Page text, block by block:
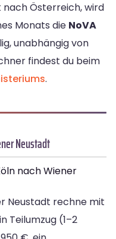
nach Österreich, wird
Monats die NoVA
unabhängig von
findest du beim
.
Neustadt
nach Wiener
Neustadt rechne mit
Teilumzug (1–2